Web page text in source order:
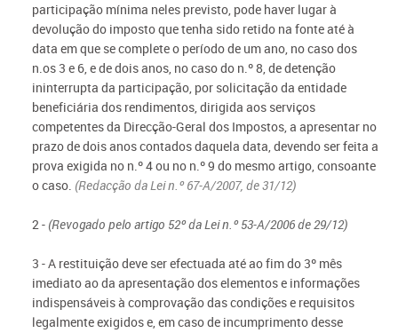
participação mínima neles previsto, pode haver lugar à
devolução do imposto que tenha sido retido na fonte até à
data em que se complete o período de um ano, no caso dos
n.os 3 e 6, e de dois anos, no caso do n.º 8, de detenção
ininterrupta da participação, por solicitação da entidade
beneficiária dos rendimentos, dirigida aos serviços
competentes da Direcção-Geral dos Impostos, a apresentar no
prazo de dois anos contados daquela data, devendo ser feita a
prova exigida no n.º 4 ou no n.º 9 do mesmo artigo, consoante
o caso. (Redacção da Lei n.º 67-A/2007, de 31/12)
2 -(Revogado pelo artigo 52º da Lei n.º 53-A/2006 de 29/12)
3 - A restituição deve ser efectuada até ao fim do 3º mês
imediato ao da apresentação dos elementos e informações
indispensáveis à comprovação das condições e requisitos
legalmente exigidos e, em caso de incumprimento desse